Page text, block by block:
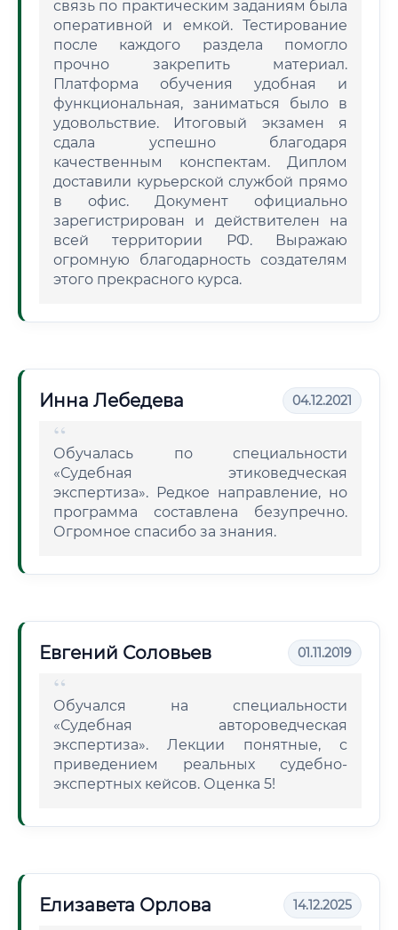
связь по практическим заданиям была
оперативной и емкой. Тестирование
после каждого раздела помогло
прочно закрепить материал.
Платформа обучения удобная и
функциональная, заниматься было в
удовольствие. Итоговый экзамен я
сдала успешно благодаря
качественным конспектам. Диплом
доставили курьерской службой прямо
в офис. Документ официально
зарегистрирован и действителен на
всей территории РФ. Выражаю
огромную благодарность создателям
этого прекрасного курса.
Инна Лебедева 04.12.2021
Обучалась по специальности
«Судебная этиковедческая
экспертиза». Редкое направление, но
программа составлена безупречно.
Огромное спасибо за знания.
Евгений Соловьев 01.11.2019
Обучался на специальности
«Судебная автороведческая
экспертиза». Лекции понятные, с
приведением реальных судебно-
экспертных кейсов. Оценка 5!
Елизавета Орлова 14.12.2025